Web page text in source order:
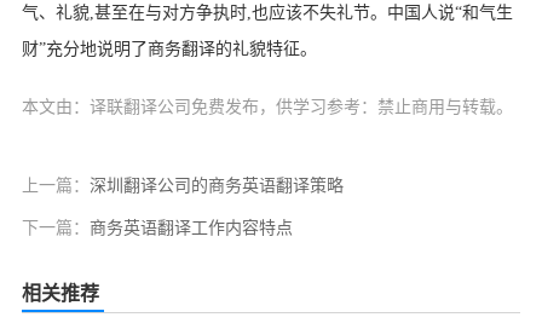
气、礼貌 甚至在与对方争执时, 也应该不失礼节。中国人说“和气生
财”充分地说明了商务翻译的礼貌特征。
本文由：译联翻译公司免费发布，供学习参考：禁止商用与转载。
上一篇： 深圳翻译公司的商务英语翻译策略
下一篇： 商务英语翻译工作内容特点
相关推荐